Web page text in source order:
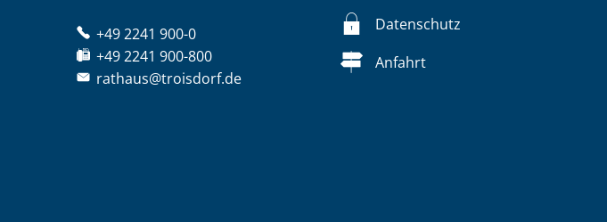
+49 2241 900-0
+49 2241 900-800
rathaus@troisdorf.de
Datenschutz
Anfahrt